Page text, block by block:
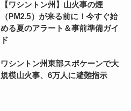
【ワシントン州】山火事の煙
（PM2.5）が来る前に！今すぐ始
める夏のアラート＆事前準備ガイ
ド
ワシントン州東部スポケーンで大
規模山火事、6万人に避難指示